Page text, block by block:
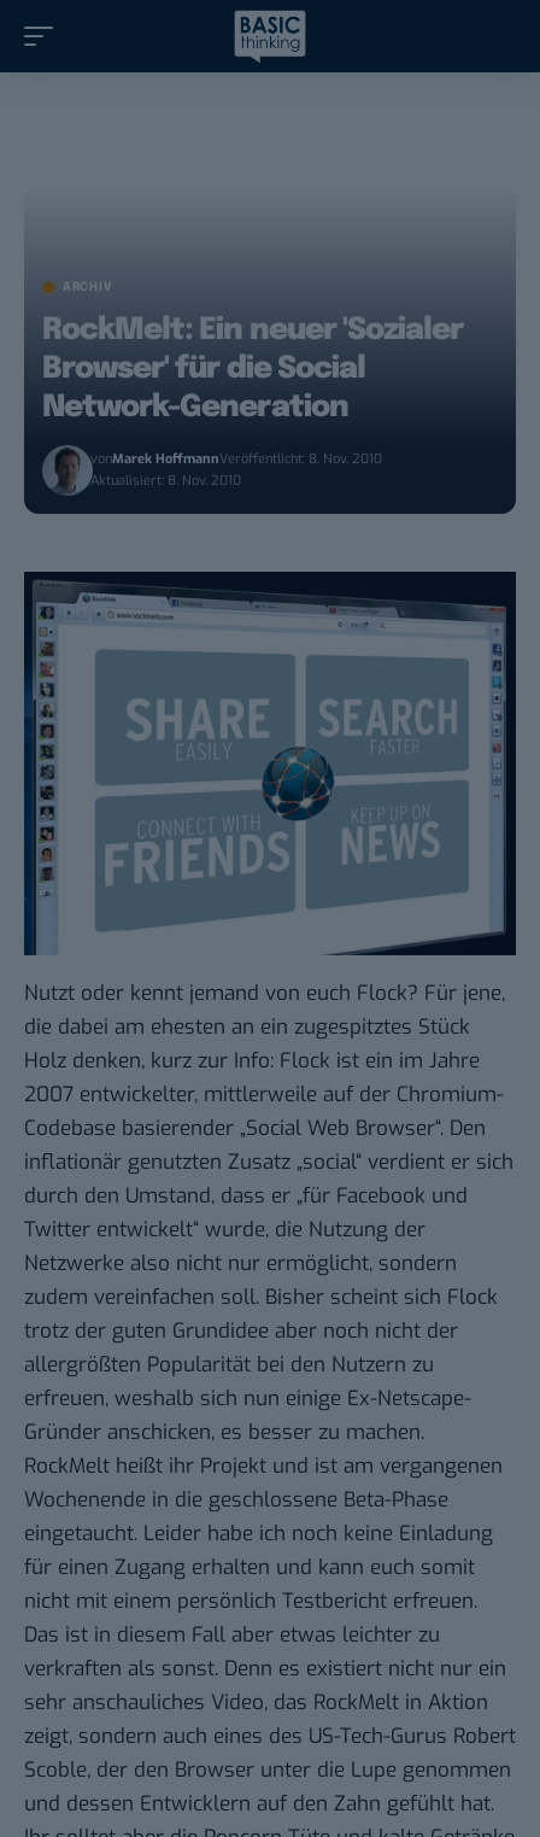
ARCHIV
RockMelt: Ein neuer 'Sozialer
Browser' für die Social
Network-Generation
vonMarek HoffmannVeröffentlicht: 8. Nov. 2010
Aktualisiert: 8. Nov. 2010
Nutzt oder kennt jemand von euch Flock? Für jene,
die dabei am ehesten an ein zugespitztes Stück
Holz denken, kurz zur Info: Flock ist ein im Jahre
2007 entwickelter, mittlerweile auf der Chromium-
Codebase basierender „Social Web Browser“. Den
inflationär genutzten Zusatz „social“ verdient er sich
durch den Umstand, dass er „für Facebook und
Twitter entwickelt“ wurde, die Nutzung der
Netzwerke also nicht nur ermöglicht, sondern
zudem vereinfachen soll. Bisher scheint sich Flock
trotz der guten Grundidee aber noch nicht der
allergrößten Popularität bei den Nutzern zu
erfreuen, weshalb sich nun einige Ex-Netscape-
Gründer anschicken, es besser zu machen.
RockMelt heißt ihr Projekt und ist am vergangenen
Wochenende in die geschlossene Beta-Phase
eingetaucht. Leider habe ich noch keine Einladung
für einen Zugang erhalten und kann euch somit
nicht mit einem persönlich Testbericht erfreuen.
Das ist in diesem Fall aber etwas leichter zu
verkraften als sonst. Denn es existiert nicht nur ein
sehr anschauliches Video, das RockMelt in Aktion
zeigt, sondern auch eines des US-Tech-Gurus Robert
Scoble, der den Browser unter die Lupe genommen
und dessen Entwicklern auf den Zahn gefühlt hat.